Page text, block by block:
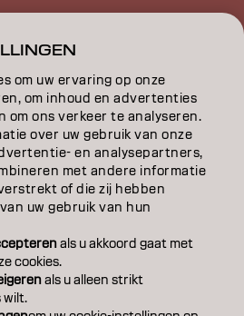
Cookiebeleid
om uw ervaring op onze
om inhoud en advertenties
om ons verkeer te analyseren.
over uw gebruik van onze
en analysepartners,
met andere informatie
of die zij hebben
uw gebruik van hun
als u akkoord gaat met
cookies.
als u alleen strikt
wilt.